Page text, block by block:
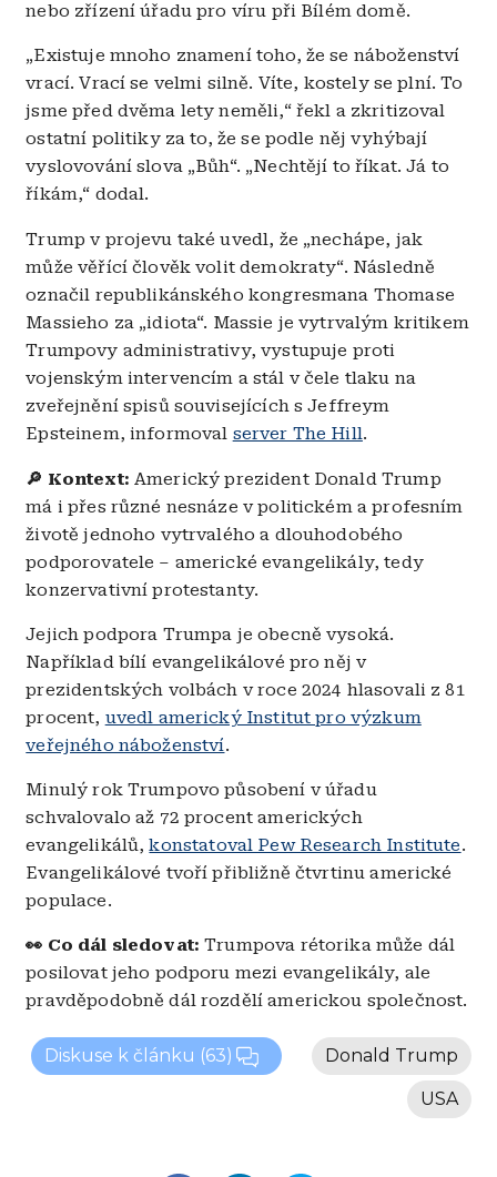
nebo zřízení úřadu pro víru při Bílém domě.
„Existuje mnoho znamení toho, že se náboženství
vrací. Vrací se velmi silně. Víte, kostely se plní. To
jsme před dvěma lety neměli,“ řekl a zkritizoval
ostatní politiky za to, že se podle něj vyhýbají
vyslovování slova „Bůh“. „Nechtějí to říkat. Já to
říkám,“ dodal.
Trump v projevu také uvedl, že „nechápe, jak
může věřící člověk volit demokraty“. Následně
označil republikánského kongresmana Thomase
Massieho za „idiota“. Massie je vytrvalým kritikem
Trumpovy administrativy, vystupuje proti
vojenským intervencím a stál v čele tlaku na
zveřejnění spisů souvisejících s Jeffreym
Epsteinem, informoval server The Hill.
🔎 Kontext: Americký prezident Donald Trump
má i přes různé nesnáze v politickém a profesním
životě jednoho vytrvalého a dlouhodobého
podporovatele – americké evangelikály, tedy
konzervativní protestanty.
Jejich podpora Trumpa je obecně vysoká.
Například bílí evangelikálové pro něj v
prezidentských volbách v roce 2024 hlasovali z 81
procent, uvedl americký Institut pro výzkum
veřejného náboženství.
Minulý rok Trumpovo působení v úřadu
schvalovalo až 72 procent amerických
evangelikálů,konstatoval Pew Research Institute.
Evangelikálové tvoří přibližně čtvrtinu americké
populace.
👀 Co dál sledovat:Trumpova rétorika může dál
posilovat jeho podporu mezi evangelikály, ale
pravděpodobně dál rozdělí americkou společnost.
Diskuse k článku (63) Donald Trump
USA